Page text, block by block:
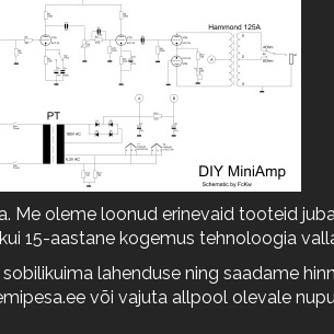
Me oleme loonud erinevaid tooteid
15-aastane kogemus tehnoloogia
lahenduse ning saadame
või vajuta allpool olevale